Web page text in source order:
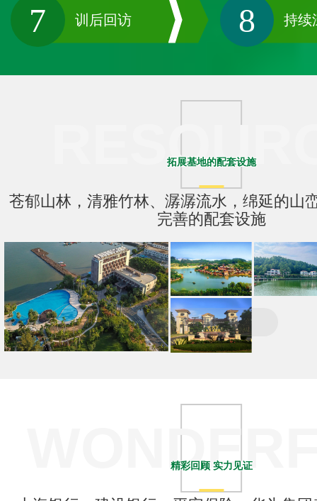
7 训后回访 8 持续
拓展基地的配套设施
BASE
苍郁山林，清雅竹林、潺潺流水，绵延的山
完善的配套设施
深圳观澜山水田园主题活动团建拓展基地
查看更多
精彩回顾 实力见证